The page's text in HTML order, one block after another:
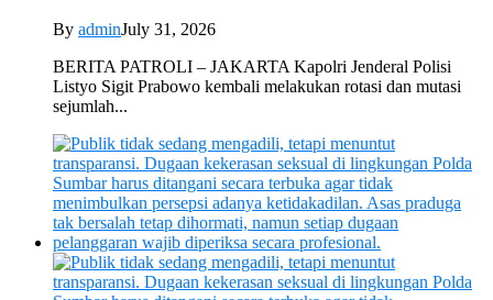
By adminJuly 31, 2026
BERITA PATROLI – JAKARTA Kapolri Jenderal Polisi
Listyo Sigit Prabowo kembali melakukan rotasi dan mutasi
sejumlah...